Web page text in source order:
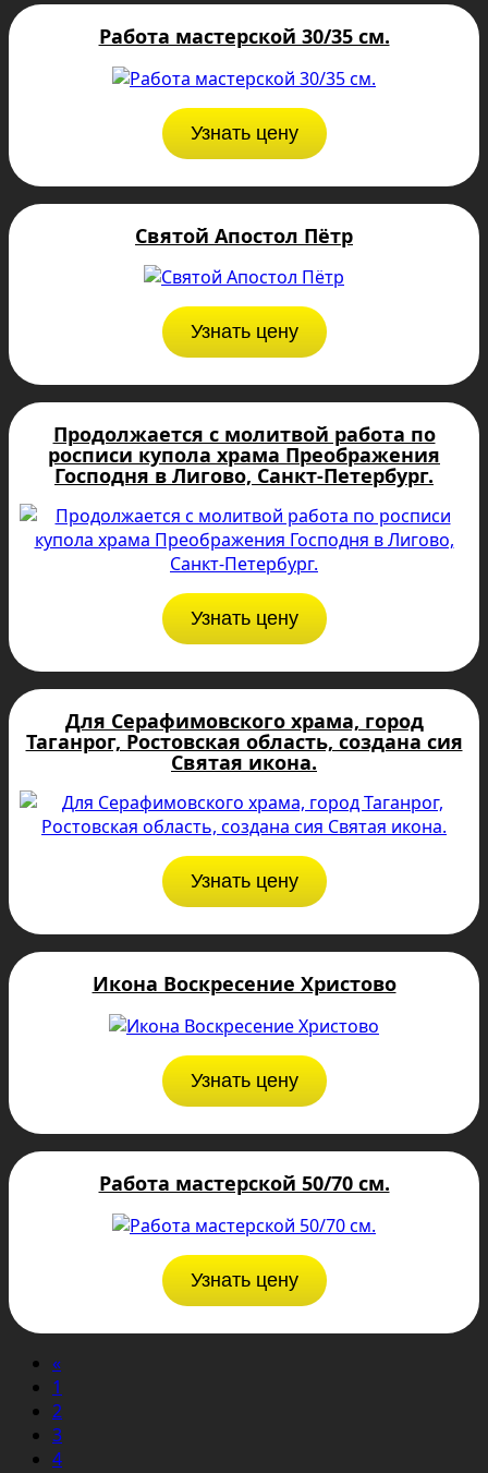
Работа мастерской 30/35 см.
Узнать цену
Святой Апостол Пётр
Узнать цену
Продолжается с молитвой работа по
росписи купола храма Преображения
Господня в Лигово, Санкт-Петербург.
Узнать цену
Для Серафимовского храма, город
Таганрог, Ростовская область, создана сия
Святая икона.
Узнать цену
Икона Воскресение Христово
Узнать цену
Работа мастерской 50/70 см.
Узнать цену
«
1
2
3
4